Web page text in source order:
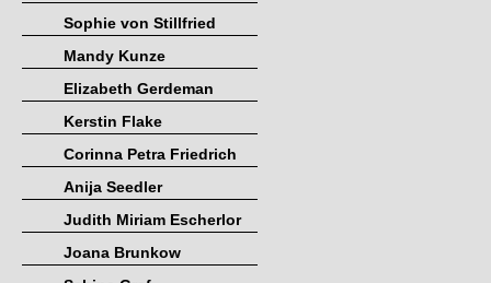
Sophie von Stillfried
Mandy Kunze
Elizabeth Gerdeman
Kerstin Flake
Corinna Petra Friedrich
Anija Seedler
Judith Miriam Escherlor
Joana Brunkow